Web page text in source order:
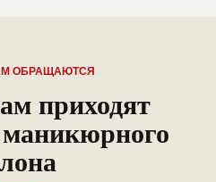
ОБРАЩАЮТСЯ
приходят